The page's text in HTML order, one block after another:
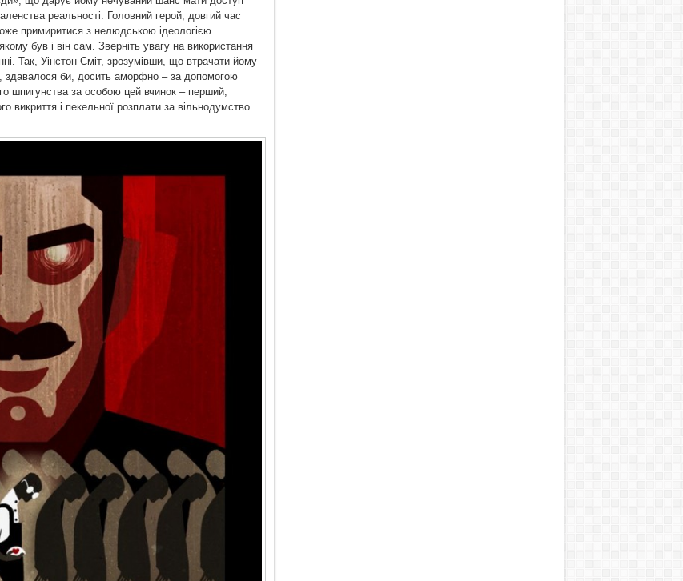
реальності. Головний герой, довгий час
примиритися з нелюдською ідеологією
був і він сам. Зверніть увагу на використання
Так, Уінстон Сміт, зрозумівши, що втрачати йому
здавалося би, досить аморфно – за допомогою
шпигунства за особою цей вчинок – перший,
викриття і пекельної розплати за вільнодумство.